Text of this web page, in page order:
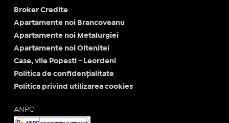
Broker Credite
Apartamente noi Brancoveanu
Apartamente noi Metalurgiei
Apartamente noi Oltenitei
Case, vile Popesti - Leordeni
Politica de confidențialitate
Politica privind utilizarea cookies
ANPC